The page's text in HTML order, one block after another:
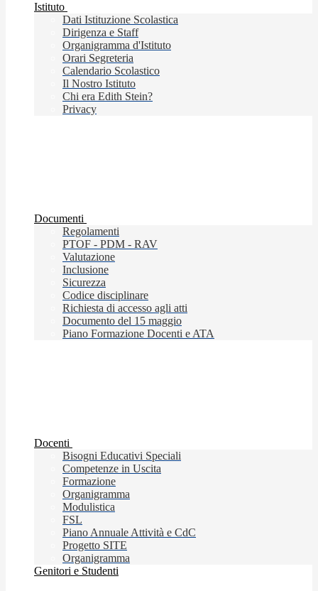
Istituto
Dati Istituzione Scolastica
Dirigenza e Staff
Organigramma d'Istituto
Orari Segreteria
Calendario Scolastico
Il Nostro Istituto
Chi era Edith Stein?
Privacy
Documenti
Regolamenti
PTOF - PDM - RAV
Valutazione
Inclusione
Sicurezza
Codice disciplinare
Richiesta di accesso agli atti
Documento del 15 maggio
Piano Formazione Docenti e ATA
Docenti
Bisogni Educativi Speciali
Competenze in Uscita
Formazione
Organigramma
Modulistica
FSL
Piano Annuale Attività e CdC
Progetto SITE
Organigramma
Genitori e Studenti